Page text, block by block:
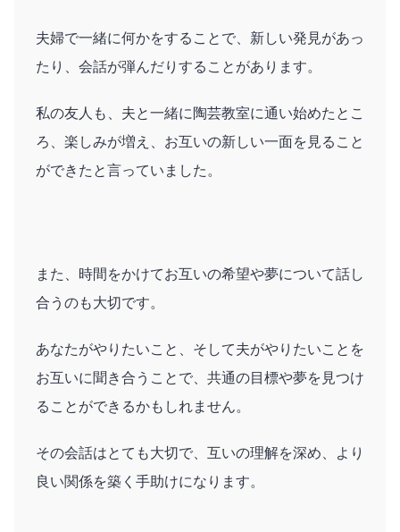
夫婦で一緒に何かをすることで、新しい発見があっ
たり、会話が弾んだりすることがあります。
私の友人も、夫と一緒に陶芸教室に通い始めたとこ
ろ、楽しみが増え、お互いの新しい一面を見ること
ができたと言っていました。
また、時間をかけてお互いの希望や夢について話し
合うのも大切です。
あなたがやりたいこと、そして夫がやりたいことを
お互いに聞き合うことで、共通の目標や夢を見つけ
ることができるかもしれません。
その会話はとても大切で、互いの理解を深め、より
良い関係を築く手助けになります。